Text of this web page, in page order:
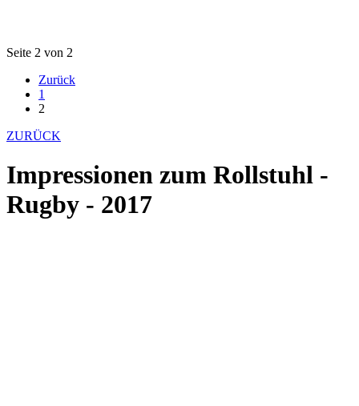
Seite 2 von 2
Zurück
1
2
ZURÜCK
Impressionen zum Rollstuhl -
Rugby - 2017